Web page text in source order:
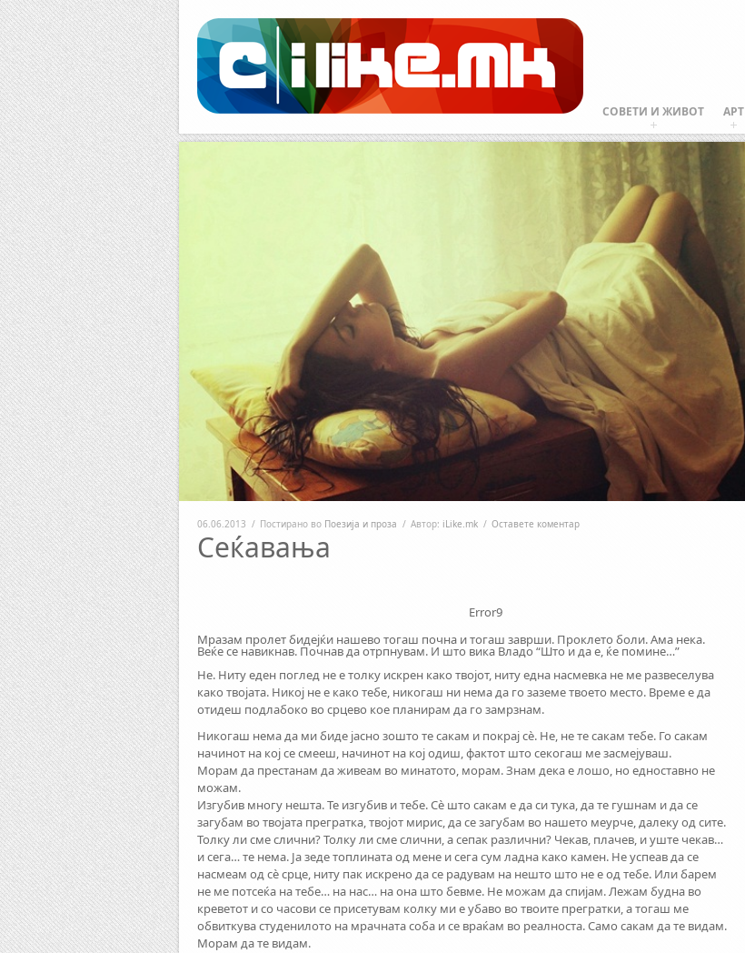
Facebook
RSS
СОВЕТИ И ЖИВОТ АРТ
06.06.2013 / Постирано во Поезија и проза / Автор: iLike.mk / Оставете коментар
Сеќавања
Error9
Мразам пролет бидејќи нашево тогаш почна и тогаш заврши. Проклето боли. Ама нека.
Веќе се навикнав. Почнав да отрпнувам. И што вика Владо “Што и да е, ќе помине…”
Не. Ниту еден поглед не е толку искрен како твојот, ниту една насмевка не ме развеселува
како твојата. Никој не е како тебе, никогаш ни нема да го заземе твоето место. Време е да
отидеш подлабоко во срцево кое планирам да го замрзнам.
Никогаш нема да ми биде јасно зошто те сакам и покрај сè. Не, не те сакам тебе. Го сакам
начинот на кој се смееш, начинот на кој одиш, фактот што секогаш ме засмејуваш.
Морам да престанам да живеам во минатото, морам. Знам дека е лошо, но едноставно не
можам.
Изгубив многу нешта. Те изгубив и тебе. Сè што сакам е да си тука, да те гушнам и да се
загубам во твојата прегратка, твојот мирис, да се загубам во нашето меурче, далеку од сите.
Толку ли сме слични? Толку ли сме слични, а сепак различни? Чекав, плачев, и уште чекав…
и сега… те нема. Ја зеде топлината од мене и сега сум ладна како камен. Не успеав да се
насмеам од сè срце, ниту пак искрено да се радувам на нешто што не е од тебе. Или барем
не ме потсеќа на тебе… на нас… на она што бевме. Не можам да спијам. Лежам будна во
креветот и со часови се присетувам колку ми е убаво во твоите прегратки, а тогаш ме
обвиткува студенилото на мрачната соба и се враќам во реалноста. Само сакам да те видам.
Морам да те видам.